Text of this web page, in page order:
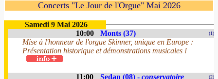
Concerts "Le Jour de l'Orgue" Mai 2026
Samedi 9 Mai 2026
10:00
Monts (37) (1)
Mise à l'honneur de l'orgue Skinner, unique en Europe :
Présentation historique et démonstrations musicales !
11:00 Sedan (08) - conservatoire (2)